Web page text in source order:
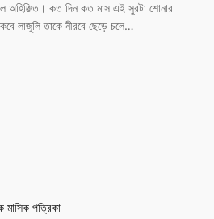
অহিঞ্জিত। কত দিন কত মাস এই সুরটা শোনার
লাজুলি তাকে নীরবে ছেড়ে চলে…
মাসিক পত্রিকা